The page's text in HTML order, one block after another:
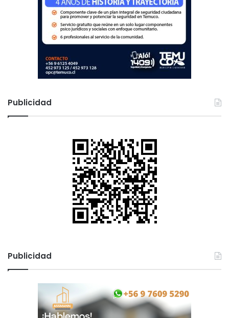
Publicidad
Publicidad